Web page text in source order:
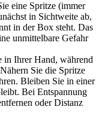
eine Spritze (immer
in Sichtweite ab,
in der Box steht. Das
unmittelbare Gefahr
in Ihrer Hand, während
Sie die Spritze
Bleiben Sie in einer
Bei Entspannung
oder Distanz